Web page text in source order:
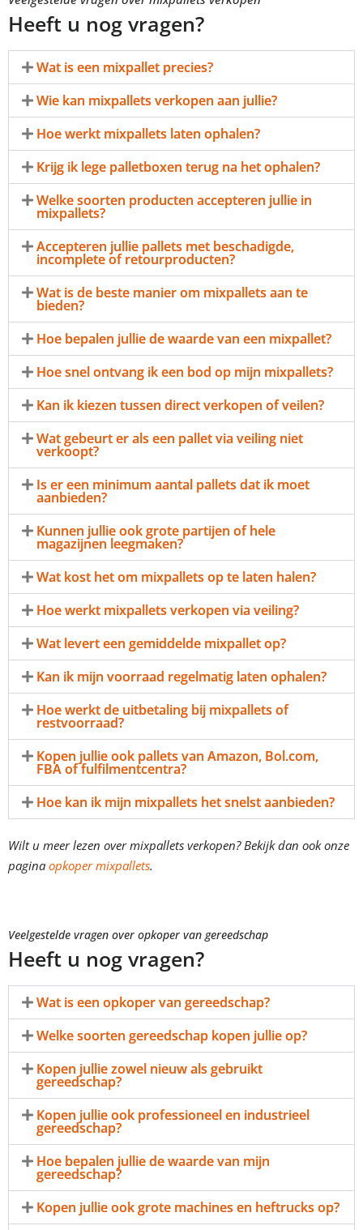
Heeft u nog vragen?
Wat is een mixpallet precies?
Wie kan mixpallets verkopen aan jullie?
Hoe werkt mixpallets laten ophalen?
Krijg ik lege palletboxen terug na het ophalen?
Welke soorten producten accepteren jullie in
mixpallets?
Accepteren jullie pallets met beschadigde,
incomplete of retourproducten?
Wat is de beste manier om mixpallets aan te
bieden?
Hoe bepalen jullie de waarde van een mixpallet?
Hoe snel ontvang ik een bod op mijn mixpallets?
Kan ik kiezen tussen direct verkopen of veilen?
Wat gebeurt er als een pallet via veiling niet
verkoopt?
Is er een minimum aantal pallets dat ik moet
aanbieden?
Kunnen jullie ook grote partijen of hele
magazijnen leegmaken?
Wat kost het om mixpallets op te laten halen?
Hoe werkt mixpallets verkopen via veiling?
Wat levert een gemiddelde mixpallet op?
Kan ik mijn voorraad regelmatig laten ophalen?
Hoe werkt de uitbetaling bij mixpallets of
restvoorraad?
Kopen jullie ook pallets van Amazon, Bol.com,
FBA of fulfilmentcentra?
Hoe kan ik mijn mixpallets het snelst aanbieden?
Wilt u meer lezen over mixpallets verkopen? Bekijk dan ook onze
pagina opkoper mixpallets.
Veelgestelde vragen over opkoper van gereedschap
Heeft u nog vragen?
Wat is een opkoper van gereedschap?
Welke soorten gereedschap kopen jullie op?
Kopen jullie zowel nieuw als gebruikt
gereedschap?
Kopen jullie ook professioneel en industrieel
gereedschap?
Hoe bepalen jullie de waarde van mijn
gereedschap?
Kopen jullie ook grote machines en heftrucks op?